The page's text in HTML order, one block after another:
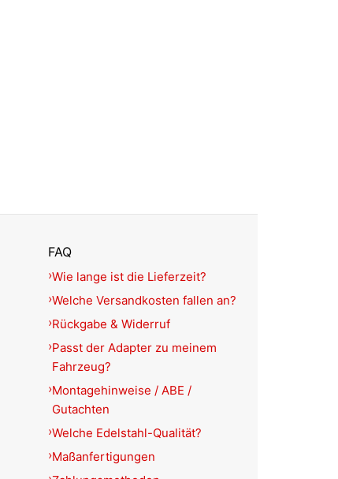
FAQ
Wie lange ist die Lieferzeit?
Welche Versandkosten fallen an?
Rückgabe & Widerruf
Passt der Adapter zu meinem
Fahrzeug?
Montagehinweise / ABE /
Gutachten
Welche Edelstahl-Qualität?
Maßanfertigungen